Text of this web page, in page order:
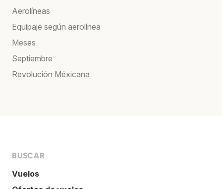
Aerolíneas
Equipaje según aerolínea
Meses
Septiembre
Revolución Méxicana
BUSCAR
Vuelos